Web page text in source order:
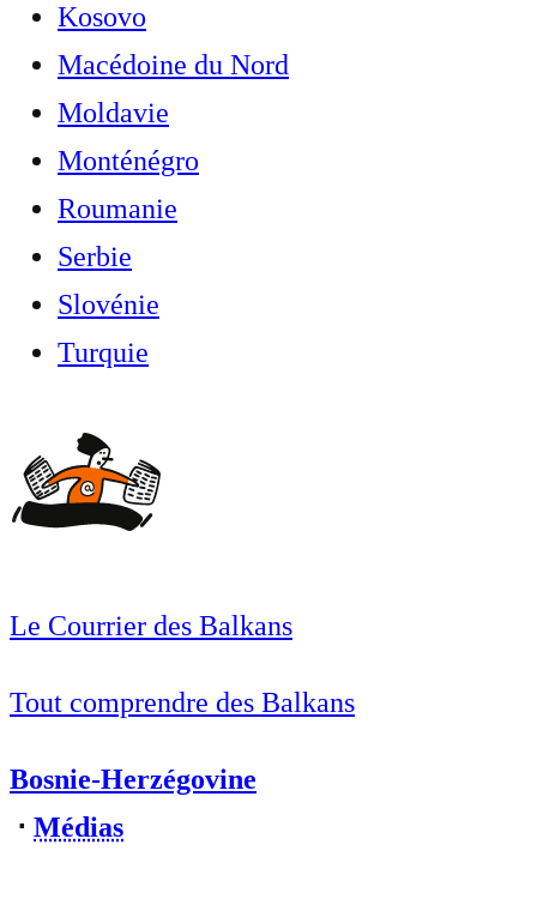
Kosovo
Macédoine du Nord
Moldavie
Monténégro
Roumanie
Serbie
Slovénie
Turquie
Le Courrier des Balkans
Tout comprendre des Balkans
Bosnie-Herzégovine
⋅ Médias